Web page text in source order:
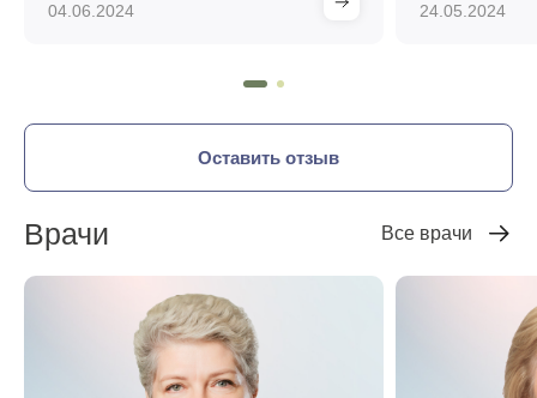
04.06.2024
который
24.05.2024
Оставить отзыв
Врачи Все врачи